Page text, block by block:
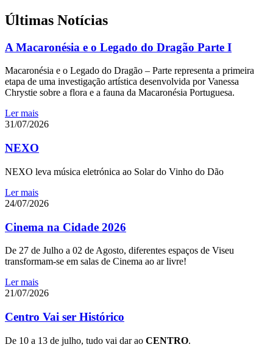
Últimas Notícias
A Macaronésia e o Legado do Dragão Parte I
Macaronésia e o Legado do Dragão – Parte representa a primeira
etapa de uma investigação artística desenvolvida por Vanessa
Chrystie sobre a flora e a fauna da Macaronésia Portuguesa.
Ler mais
31/07/2026
NEXO
NEXO leva música eletrónica ao Solar do Vinho do Dão
Ler mais
24/07/2026
Cinema na Cidade 2026
De 27 de Julho a 02 de Agosto, diferentes espaços de Viseu
transformam-se em salas de Cinema ao ar livre!
Ler mais
21/07/2026
Centro Vai ser Histórico
De 10 a 13 de julho, tudo vai dar ao CENTRO.